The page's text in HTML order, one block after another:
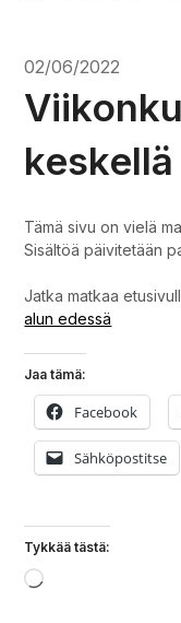
02/06/2022
Tämä sivu on vielä
Sisältöä päivitetään
Jatka matkaa
alun edessä
Jaa tämä:
Facebook
Sähköpostitse
Tykkää tästä:
Loading…